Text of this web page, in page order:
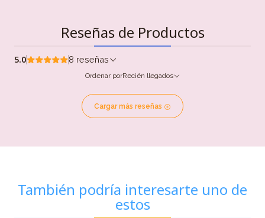
Reseñas de Productos
5.0 8 reseñas
Ordenar porRecién llegados
Cargar más reseñas
También podría interesarte uno de
estos